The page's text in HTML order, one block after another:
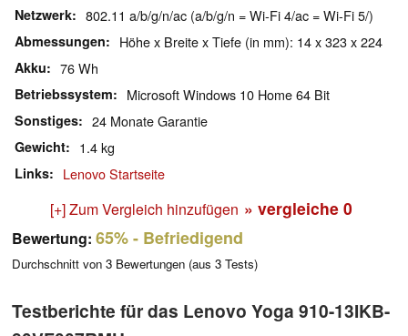
Netzwerk 802.11 a/b/g/n/ac (a/b/g/n = Wi-Fi 4/ac = Wi-Fi 5/)
Abmessungen Höhe x Breite x Tiefe (in mm): 14 x 323 x 224
Akku 76 Wh
Betriebssystem Microsoft Windows 10 Home 64 Bit
Sonstiges 24 Monate Garantie
Gewicht 1.4 kg
Links Lenovo Startseite
[+] Zum Vergleich hinzufügen » vergleiche 0
Bewertung: 65%- Befriedigend
Durchschnitt von 3 Bewertungen (aus 3 Tests)
Testberichte für das Lenovo Yoga 910-13IKB-